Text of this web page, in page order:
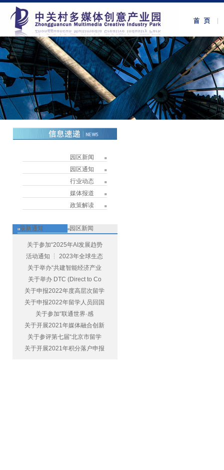
园区新闻
园区通知
行业动态
媒体报道
政策解读
最新通知 园区新闻
关于参加“2025年AI发展趋势
活动通知 ┆ 2023年全球生态
关于举办“共建智能经济产业
关于举办 DTC (Direct to Co
关于申报2022年度高层次留学
关于申报2022年留学人员回国
关于参加“联通世界·感
关于开展2021年媒体融合创新
关于参评第七届“北京市留学
关于开展2021年积分落户申报